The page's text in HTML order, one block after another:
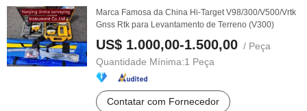
Marca Famosa da China Hi-Target V98/300/V500/Vrtk
Gnss Rtk para Levantamento de Terreno (V300)
US$ 1.000,00-1.500,00 / Peça
Quantidade Mínima:1 Peça
Contatar com Fornecedor